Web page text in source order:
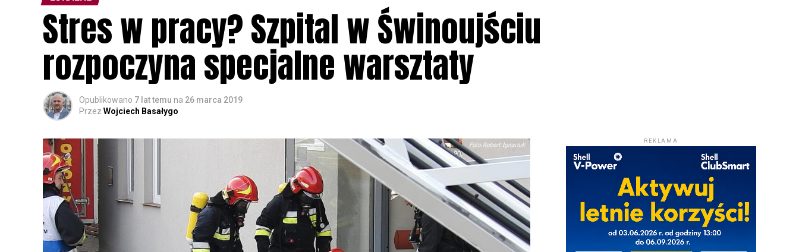
Stres w pracy? Szpital w Świnoujściu
rozpoczyna specjalne warsztaty
Opublikowano 7 lat temu na 26 marca 2019
Przez Wojciech Basałygo
REKLAMA